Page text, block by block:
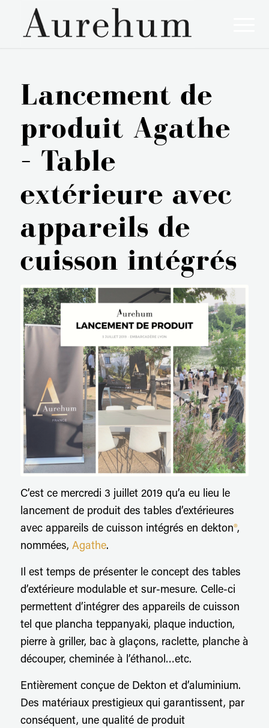
Lancement de
produit Agathe
– Table
extérieure avec
appareils de
cuisson intégrés
C’est ce mercredi 3 juillet 2019 qu’a eu lieu le
lancement de produit des tables d’extérieures
avec appareils de cuisson intégrés en dekton®,
nommées, Agathe.
Il est temps de présenter le concept des tables
d’extérieure modulable et sur-mesure. Celle-ci
permettent d’intégrer des appareils de cuisson
tel que plancha teppanyaki, plaque induction,
pierre à griller, bac à glaçons, raclette, planche à
découper, cheminée à l’éthanol…etc.
Entièrement conçue de Dekton et d’aluminium.
Des matériaux prestigieux qui garantissent, par
conséquent, une qualité de produit